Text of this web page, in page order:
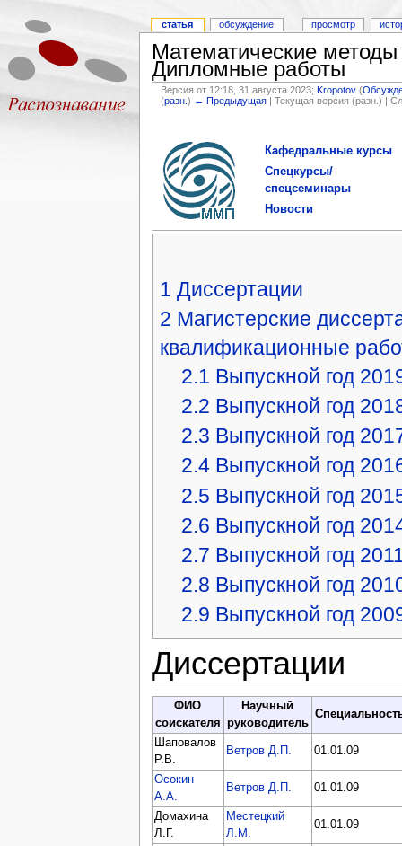
Математические
Дипломные работы
Версия от 12:18, 31 августа 2023;Kropotov (
(разн.) ← Предыдущая | Текущая версия (разн.) |
Кафедральные курсы
Спецкурсы/
спецсеминары
Новости
1 Диссертации
2 Магистерские
квалификационные
2.1 Выпускной год
2.2 Выпускной год
2.3 Выпускной год
2.4 Выпускной год
2.5 Выпускной год
2.6 Выпускной год
2.7 Выпускной год
2.8 Выпускной год
2.9 Выпускной год
Диссертации
ФИО
соискателя
Научный
руководитель
Шаповалов
Р.В.
Ветров Д.П. 01.01.09
Осокин
А.А.
Ветров Д.П. 01.01.09
Домахина
Л.Г.
Местецкий
Л.М.
01.01.09
статья обсуждение просмотр